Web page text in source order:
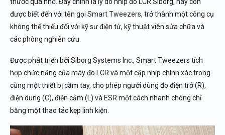
được biết đến với tên gọi Smart Tweezers, trở thành một công cụ
không thể thiếu đối với kỹ sư điện tử, kỹ thuật viên sửa chữa và
các phòng nghiên cứu.
Được phát triển bởi Siborg Systems Inc., Smart Tweezers tích
hợp chức năng của máy đo LCR và một cặp nhíp chính xác trong
cùng một thiết bị cầm tay, cho phép người dùng đo điện trở (R),
điện dung (C), điện cảm (L) và ESR một cách nhanh chóng chỉ
bằng một thao tác kẹp linh kiện.